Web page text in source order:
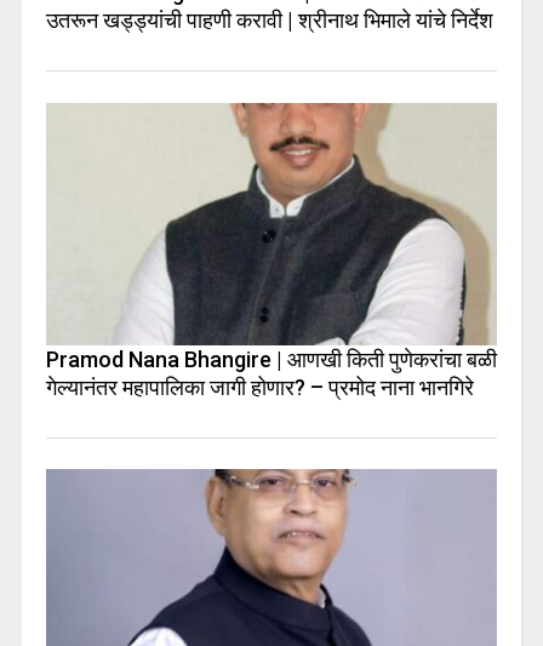
उतरून खड्ड्यांची पाहणी करावी | श्रीनाथ भिमाले यांचे निर्देश
Pramod Nana Bhangire | आणखी किती पुणेकरांचा बळी
गेल्यानंतर महापालिका जागी होणार? – प्रमोद नाना भानगिरे